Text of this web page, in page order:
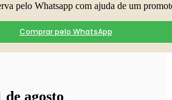
pelo Whatsapp com ajuda de um
Comprar pelo WhatsApp
agosto